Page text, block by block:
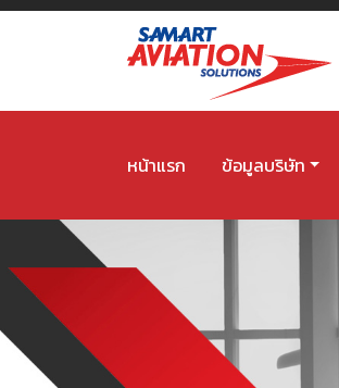
หน้าแรก ข้อมูลบริษัท